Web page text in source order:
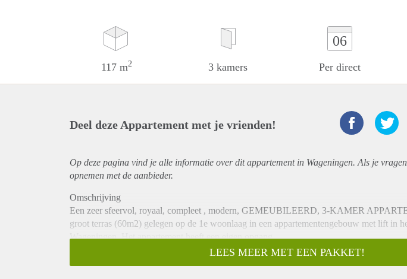
117 m2 3 kamers
06
Per direct
Deel deze Appartement met je vrienden!
Op deze pagina vind je alle informatie over ditappartementin Wageningen. Als je
opnemen met de aanbieder.
Omschrijving
Een zeer sfeervol, royaal, compleet , modern, GEMEUBILEERD, 3-KAMER
groot terras (60m2) gelegen op de 1e woonlaag in een appartementengebouw met lift in
Wageningen. Het appartement heeft een eigen opgang.
Het appartementencomplex ligt in het stadscentrum van Wageningen.
LEES MEER MET EEN PAKKET!